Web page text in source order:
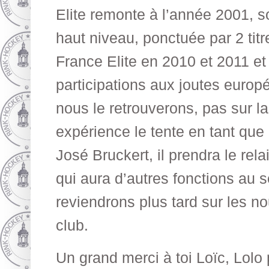
Elite remonte à l’année 2001,
haut niveau, ponctuée par 2
France Elite en 2010 et 2011
participations aux joutes
nous le retrouverons, pas sur
expérience le tente en tant
José Bruckert, il prendra le
qui aura d’autres fonctions au
reviendrons plus tard sur les
club.
Un grand merci à toi Loïc, Lolo